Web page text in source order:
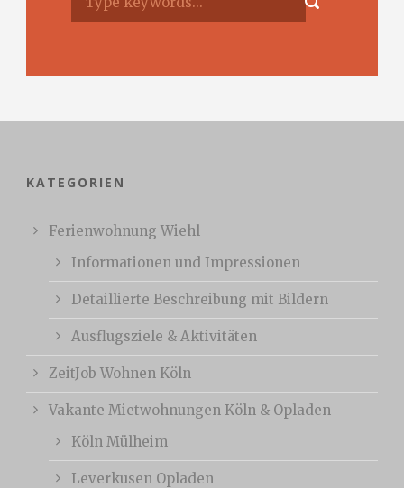
KATEGORIEN
Ferienwohnung Wiehl
Informationen und Impressionen
Detaillierte Beschreibung mit Bildern
Ausflugsziele & Aktivitäten
ZeitJob Wohnen Köln
Vakante Mietwohnungen Köln & Opladen
Köln Mülheim
Leverkusen Opladen